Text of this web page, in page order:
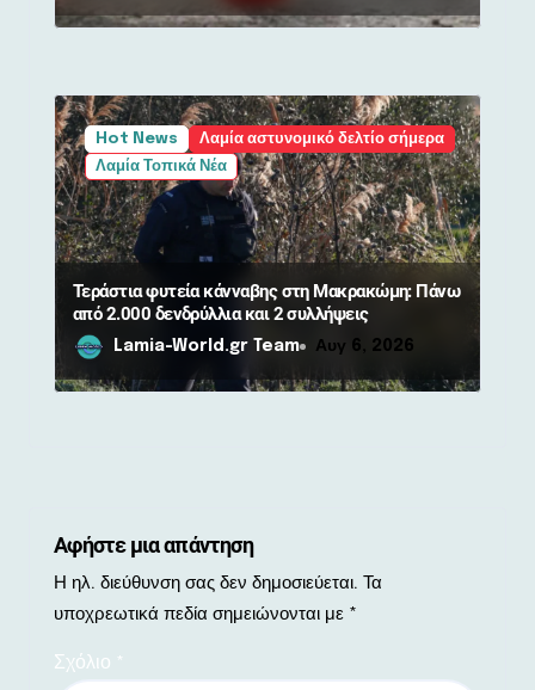
Hot News
Λαμία αστυνομικό δελτίο σήμερα
Λαμία Τοπικά Νέα
Τεράστια φυτεία κάνναβης στη Μακρακώμη: Πάνω
από 2.000 δενδρύλλια και 2 συλλήψεις
Lamia-World.gr Team Αυγ 6, 2026
Αφήστε μια απάντηση
Η ηλ. διεύθυνση σας δεν δημοσιεύεται. Τα
υποχρεωτικά πεδία σημειώνονται με *
Σχόλιο *